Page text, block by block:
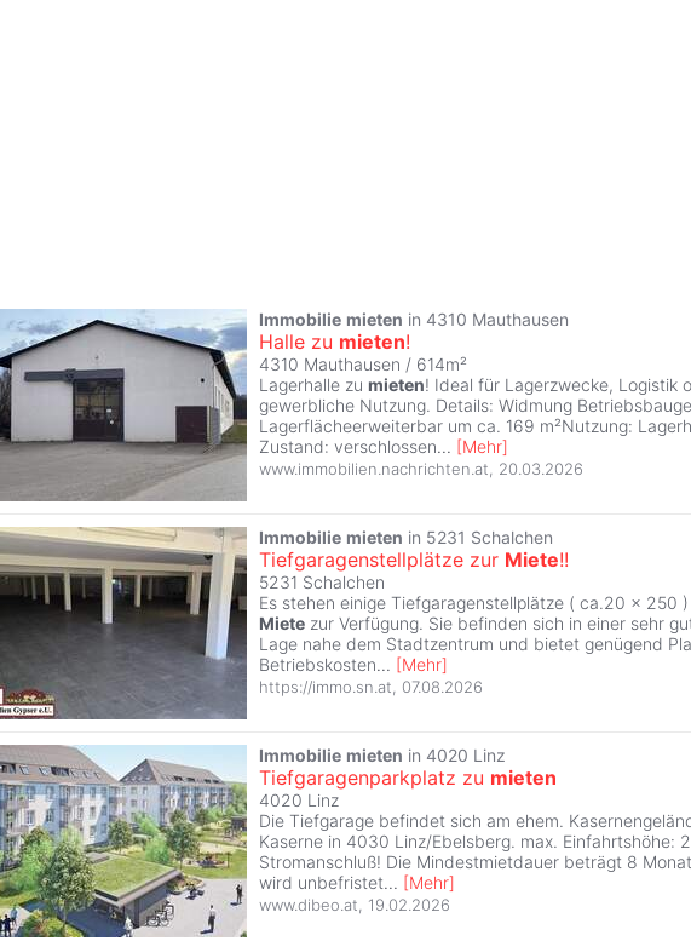
Immobilie mieten in 4310 Mauthausen
Halle zu mieten!
4310 Mauthausen / 614m²
Lagerhalle zu mieten! Ideal für Lagerzwecke, Logistik
gewerbliche Nutzung. Details: Widmung
Lagerflächeerweiterbar um ca. 169 m²Nutzung:
Zustand: verschlossen... [Mehr]
www.immobilien.nachrichten.at 20.03.2026
Immobilie mieten in 5231 Schalchen
Tiefgaragenstellplätze zur Miete!!
5231 Schalchen
Es stehen einige Tiefgaragenstellplätze ( ca.20 x 250
Miete zur Verfügung. Sie befinden sich in einer sehr
Lage nahe dem Stadtzentrum und bietet genügend
Betriebskosten... [Mehr]
https://immo.sn.at 07.08.2026
Immobilie mieten in 4020 Linz
Tiefgaragenparkplatz zu mieten
4020 Linz
Die Tiefgarage befindet sich am ehem.
Kaserne in 4030 Linz/Ebelsberg. max. Einfahrtshöhe:
Stromanschluß! Die Mindestmietdauer beträgt 8
wird unbefristet... [Mehr]
www.dibeo.at 19.02.2026